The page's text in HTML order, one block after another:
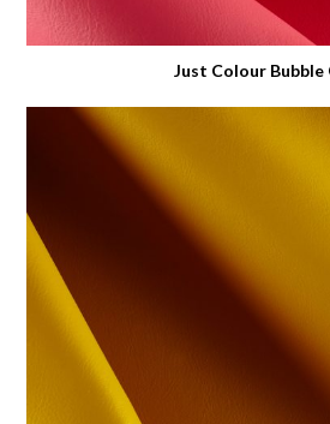
Just Colour Bubble